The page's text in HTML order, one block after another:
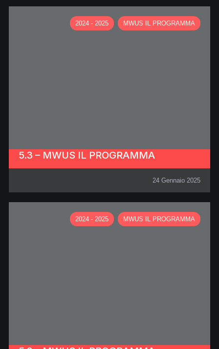
2024 - 2025 MWUS IL PROGRAMMA
5.3 – MWUS IL PROGRAMMA
24 Gennaio 2025
2024 - 2025 MWUS IL PROGRAMMA